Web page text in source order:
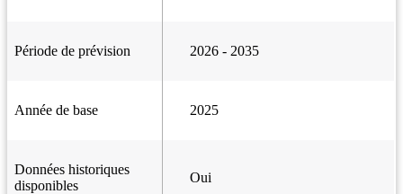
Période de prévision 2026 - 2035
Année de base 2025
Données historiques
disponibles
Oui